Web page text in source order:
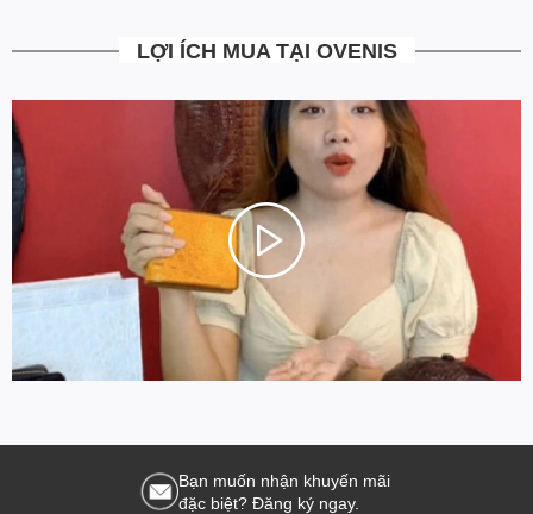
LỢI ÍCH MUA TẠI OVENIS
Bạn muốn nhận khuyến mãi
đặc biệt? Đăng ký ngay.